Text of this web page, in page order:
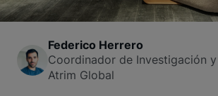
Federico Herrero
Coordinador de Investigación
Atrim Global